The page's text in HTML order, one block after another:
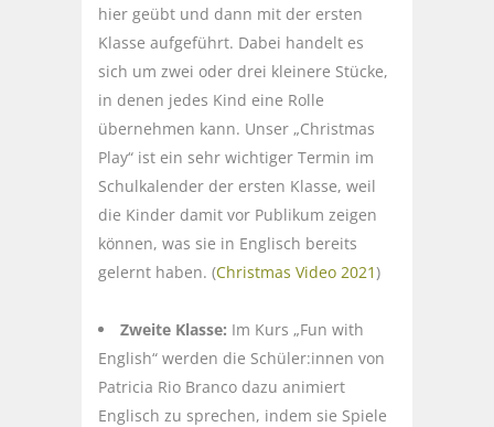
hier geübt und dann mit der ersten
Klasse aufgeführt. Dabei handelt es
sich um zwei oder drei kleinere Stücke,
in denen jedes Kind eine Rolle
übernehmen kann. Unser „Christmas
Play“ ist ein sehr wichtiger Termin im
Schulkalender der ersten Klasse, weil
die Kinder damit vor Publikum zeigen
können, was sie in Englisch bereits
gelernt haben. (Christmas Video 2021)
Zweite Klasse: Im Kurs „Fun with
English“ werden die Schüler:innen von
Patricia Rio Branco dazu animiert
Englisch zu sprechen, indem sie Spiele